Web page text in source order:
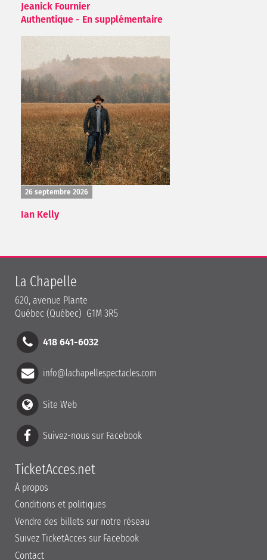
Jeanick Fournier
Authentique - En supplémentaire
26 septembre 2026
Ian Kelly
La Chapelle
620, avenue Plante
Québec (Québec) G1M 3R5
418 641-6032
info@lachapellespectacles.com
Site Web
Suivez-nous sur Facebook
TicketAcces.net
À propos
Conditions et politiques
Vendre des billets sur notre réseau
Suivez TicketAcces sur Facebook
Contact